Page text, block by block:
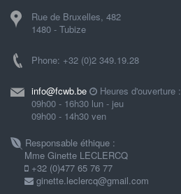
Rue de Bruxelles, 482
1480 - Tubize
Phone: +32 (0)2 349.19.28
info@fcwb.be
Heures d'ouverture :
09h00 - 16h30 lun - jeu
09h00 - 14h30 ven
Responsable éthique :
Mme Ginette LECLERCQ
+32 (0)477 65 76 77
ginette.leclercq@gmail.com